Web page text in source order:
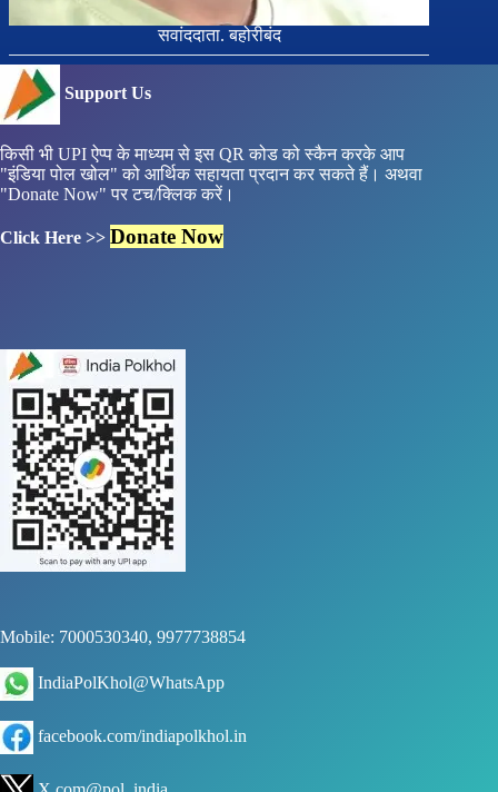
सवांददाता. बहोरीबंद
Support Us
किसी भी UPI ऐप्प के माध्यम से इस QR कोड को स्कैन करके आप
"इंडिया पोल खोल" को आर्थिक सहायता प्रदान कर सकते हैं। अथवा
"Donate Now" पर टच/क्लिक करें।
Click Here >> Donate Now
Mobile: 7000530340, 9977738854
IndiaPolKhol@WhatsApp
facebook.com/indiapolkhol.in